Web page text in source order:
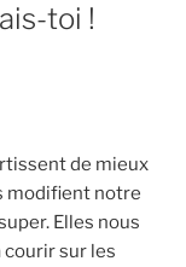
toi !
de mieux
modifient notre
Elles nous
courir sur les